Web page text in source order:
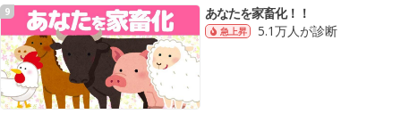
9 あなたを家畜化！！
急上昇 5.1万人が診断